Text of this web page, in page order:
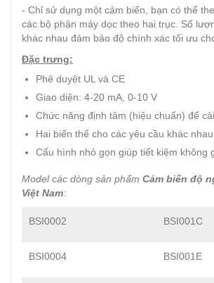
- Chỉ sử dụng một cảm biến, bạn có thể
các bộ phận máy dọc theo hai trục. Số
khác nhau đảm bảo độ chính xác tối ưu
Đặc trưng:
Phê duyệt UL và CE
Giao diện: 4-20 mA, 0-10 V
Chức năng định tâm (hiệu chuẩn) để
Hai biến thể cho các yêu cầu khác nhau
Cấu hình nhỏ gọn giúp tiết kiệm không
Model các dòng sản phẩm Cảm biến độ
Việt Nam:
BSI0002 BSI001C
BSI0004 BSI001E